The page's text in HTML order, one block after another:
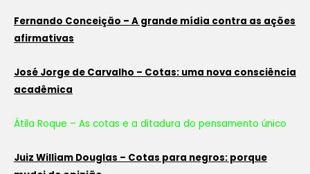
Fernando Conceição – A grande mídia contra as ações
afirmativas
José Jorge de Carvalho – Cotas: uma nova consciência
acadêmica
Átila Roque – As cotas e a ditadura do pensamento único
Juiz William Douglas – Cotas para negros: porque